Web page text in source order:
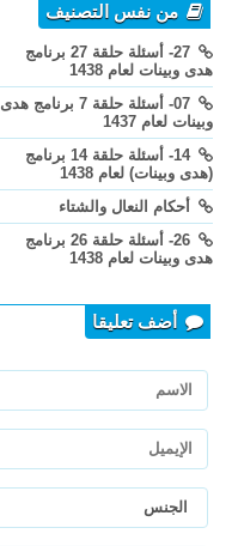
من نفس التصنيف
27- أسئلة حلقة 27 برنامج
هدى وبينات لعام 1438
07- أسئلة حلقة 7 برنامج هدى
وبينات لعام 1437
14- أسئلة حلقة 14 برنامج
(هدى وبينات) لعام 1438
أحكام النعال والشتاء
26- أسئلة حلقة 26 برنامج
هدى وبينات لعام 1438
أضف تعليقا